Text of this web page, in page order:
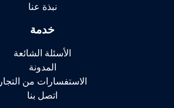
نبذة عنا
خدمة
الأسئلة الشائعة
المدونة
الاستفسارات من التجار
اتصل بنا